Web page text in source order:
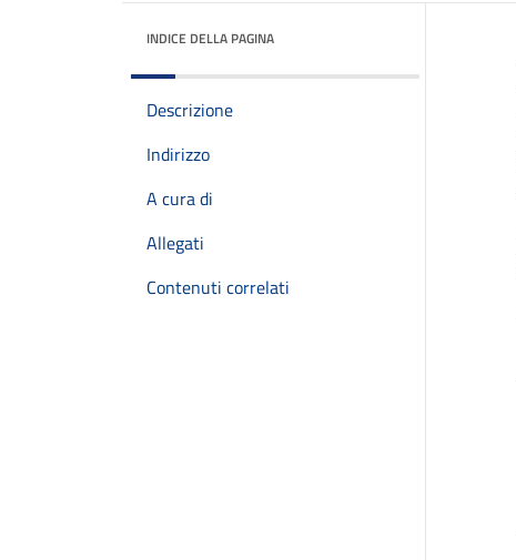
INDICE DELLA PAGINA
Descrizione
Indirizzo
A cura di
Allegati
Contenuti correlati